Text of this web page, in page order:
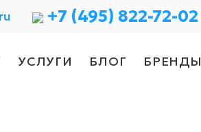
+7 (495) 822-72-02
УСЛУГИ БЛОГ БРЕНДЫ